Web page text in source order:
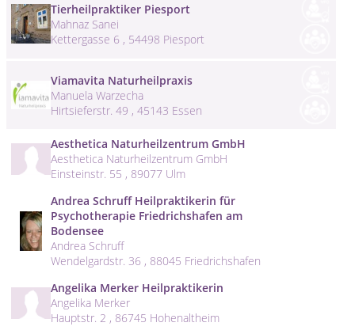
Tierheilpraktiker Piesport
Mahnaz Sanei
Kettergasse 6 , 54498 Piesport
Viamavita Naturheilpraxis
Manuela Warzecha
Hirtsieferstr. 49 , 45143 Essen
Aesthetica Naturheilzentrum GmbH
Aesthetica Naturheilzentrum GmbH
Einsteinstr. 55 , 89077 Ulm
Andrea Schruff Heilpraktikerin für
Psychotherapie Friedrichshafen am
Bodensee
Andrea Schruff
Wendelgardstr. 36 , 88045 Friedrichshafen
Angelika Merker Heilpraktikerin
Angelika Merker
Hauptstr. 2 , 86745 Hohenaltheim